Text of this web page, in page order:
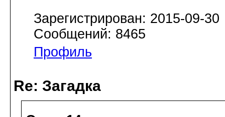
Зарегистрирован: 2015-09-30
Сообщений: 8465
Профиль
Re: Загадка